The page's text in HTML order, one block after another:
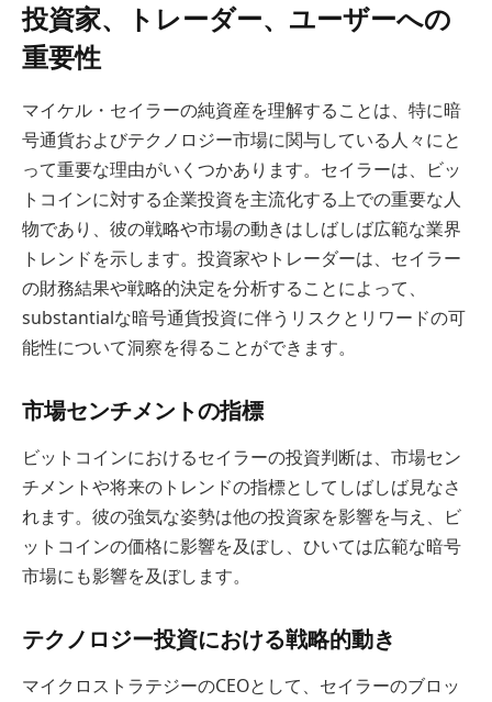
投資家、トレーダー、ユーザーへの
重要性
マイケル・セイラーの純資産を理解することは、特に暗
号通貨およびテクノロジー市場に関与している人々にと
って重要な理由がいくつかあります。セイラーは、ビッ
トコインに対する企業投資を主流化する上での重要な人
物であり、彼の戦略や市場の動きはしばしば広範な業界
トレンドを示します。投資家やトレーダーは、セイラー
の財務結果や戦略的決定を分析することによって、
substantialな暗号通貨投資に伴うリスクとリワードの可
能性について洞察を得ることができます。
市場センチメントの指標
ビットコインにおけるセイラーの投資判断は、市場セン
チメントや将来のトレンドの指標としてしばしば見なさ
れます。彼の強気な姿勢は他の投資家を影響を与え、ビ
ットコインの価格に影響を及ぼし、ひいては広範な暗号
市場にも影響を及ぼします。
テクノロジー投資における戦略的動き
マイクロストラテジーのCEOとして、セイラーのブロッ